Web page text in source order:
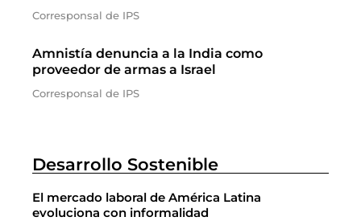
Corresponsal de IPS
Amnistía denuncia a la India como
proveedor de armas a Israel
Corresponsal de IPS
Desarrollo Sostenible
El mercado laboral de América Latina
evoluciona con informalidad